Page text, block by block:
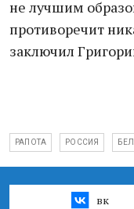
не лучшим
противоречит
заключил
РАПОТА РОССИЯ
вк